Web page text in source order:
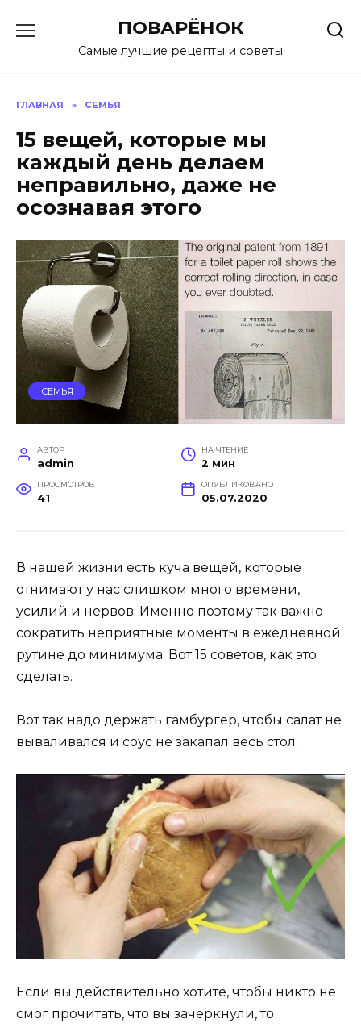
содержанию
ПОВАРЁНОК
Самые лучшие рецепты и советы
ГЛАВНАЯ » СЕМЬЯ
15 вещей, которые мы
каждый день делаем
неправильно, даже не
осознавая этого
СЕМЬЯ
АВТОР
admin
НА ЧТЕНИЕ
2 мин
ПРОСМОТРОВ
41
ОПУБЛИКОВАНО
05.07.2020
В нашей жизни есть куча вещей, которые
отнимают у нас слишком много времени,
усилий и нервов. Именно поэтому так важно
сократить неприятные моменты в ежедневной
рутине до минимума. Вот 15 советов, как это
сделать.
Вот так надо держать гамбургер, чтобы салат не
вываливался и соус не закапал весь стол.
Если вы действительно хотите, чтобы никто не
смог прочитать, что вы зачеркнули, то